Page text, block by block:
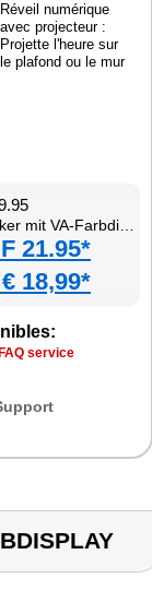
Réveil numérique
avec projecteur :
Projette l'heure sur
le plafond ou le mur
VA-Farbdisplay
21.95*
18,99*
service